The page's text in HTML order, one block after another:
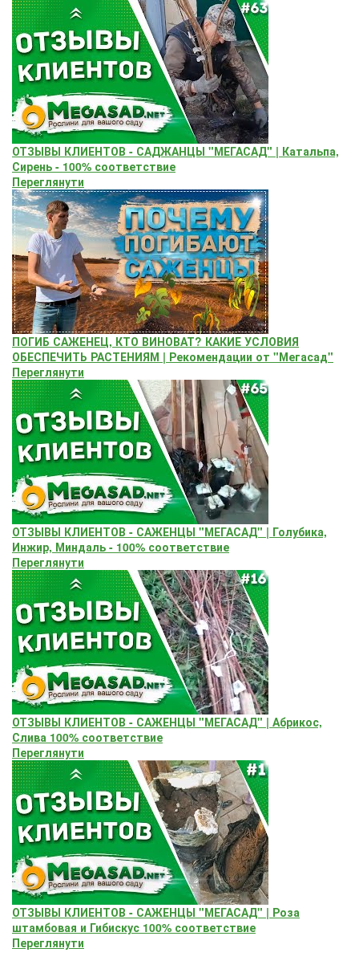
ОТЗЫВЫ КЛИЕНТОВ - САДЖАНЦЫ "МЕГАСАД" | Катальпа,
Сирень - 100% соответствие
Переглянути
ПОГИБ САЖЕНЕЦ, КТО ВИНОВАТ? КАКИЕ УСЛОВИЯ
ОБЕСПЕЧИТЬ РАСТЕНИЯМ | Рекомендации от "Мегасад"
Переглянути
ОТЗЫВЫ КЛИЕНТОВ - САЖЕНЦЫ "МЕГАСАД" | Голубика,
Инжир, Миндаль - 100% соответствие
Переглянути
ОТЗЫВЫ КЛИЕНТОВ - САЖЕНЦЫ "МЕГАСАД" | Абрикос,
Слива 100% соответствие
Переглянути
ОТЗЫВЫ КЛИЕНТОВ - САЖЕНЦЫ "МЕГАСАД" | Роза
штамбовая и Гибискус 100% соответствие
Переглянути